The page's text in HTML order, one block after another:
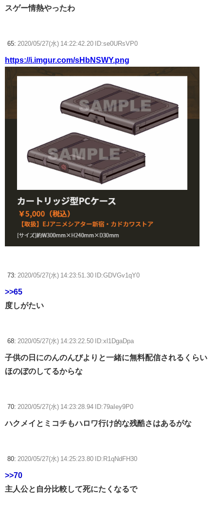
スゲー情熱やったわ
65: 2020/05/27(水) 14:22:42.20 ID:se0URsVP0
https://i.imgur.com/sHbNSWY.png
73: 2020/05/27(水) 14:23:51.30 ID:GDVGv1qY0
>>65
度しがたい
68: 2020/05/27(水) 14:23:22.50 ID:xl1DgaDpa
子供の日にのんのんびよりと一緒に無料配信されるくらい
ほのぼのしてるからな
70: 2020/05/27(水) 14:23:28.94 ID:79aIey9P0
ハクメイとミコチもハロワ行け的な残酷さはあるがな
80: 2020/05/27(水) 14:25:23.80 ID:R1qNdFH30
>>70
主人公と自分比較して死にたくなるで